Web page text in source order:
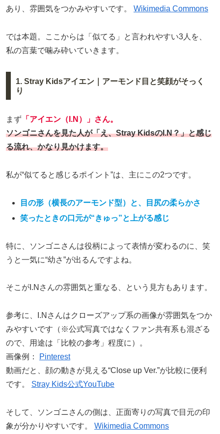
あり、雰囲気をつかみやすいです。 Wikimedia Commons
では本題。ここからは「似てる」と言われやすい3人を、
私の言葉で噛み砕いていきます。
1. Stray Kidsアイエン｜アーモンド目と笑顔がそっく
り
まず 「アイエン（I.N）」さん。
ソンゴニさんを見た人が「え、Stray KidsのI.N？」と感じ
る流れ、かなり見かけます。
私が“似てると感じるポイント”は、主にこの2つです。
目の形（横長のアーモンド型）と、目尻の柔らかさ
笑ったときの口元が“きゅっ”と上がる感じ
特に、ソンゴニさんは役柄によって表情が変わるのに、笑
うと一気に“幼さ”が出るんですよね。
そこがI.Nさんの雰囲気と重なる、という見方もあります。
参考に、I.Nさんはクローズアップ系の画像が雰囲気をつか
みやすいです（※公式写真ではなくファン共有系も混ざる
ので、用途は「比較の参考」程度に）。
画像例：
Pinterest
動画だと、顔の動きが見える“Close up Ver.”が比較に便利
です。 Stray Kids公式YouTube
そして、ソンゴニさんの側は、正面寄りの写真で目元の印
象が分かりやすいです。 Wikimedia Commons